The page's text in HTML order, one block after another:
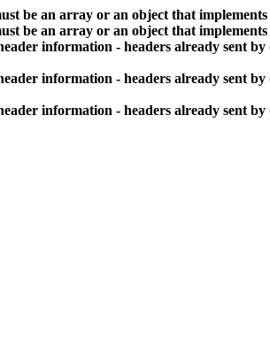
be an array or an object that
be an array or an object that
information - headers already sent
information - headers already sent
information - headers already sent